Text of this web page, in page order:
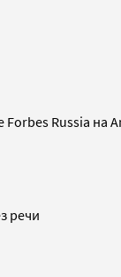
Russia на
речи